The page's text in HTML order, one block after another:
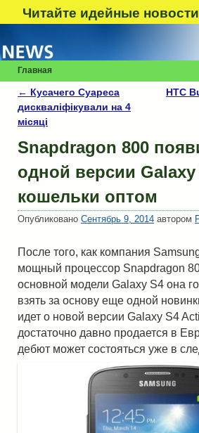
Читайте идейные новости
Главная
Навигация по записям
← Кусачего Суареса
дискваліфікували на 4
місяці
HTC
Snapdragon 800
одной версии Galaxy
кошельки оптом
Опубликовано Сентябрь 9, 2014 автором
После того, как компания
мощный процессор Snapdragon
основной модели Galaxy S4 она
взять за основу еще одной
идет о новой версии Galaxy S4
достаточно давно продается в
дебют может состояться уже в